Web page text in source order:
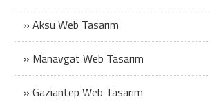
» Aksu Web Tasarım
» Manavgat Web Tasarım
» Gaziantep Web Tasarım